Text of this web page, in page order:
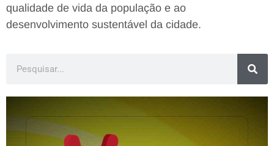
qualidade de vida da população e ao
desenvolvimento sustentável da cidade.